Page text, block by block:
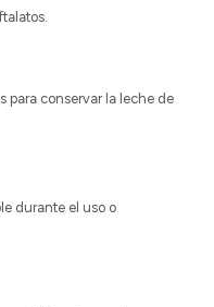
para conservar la leche de
durante el uso o